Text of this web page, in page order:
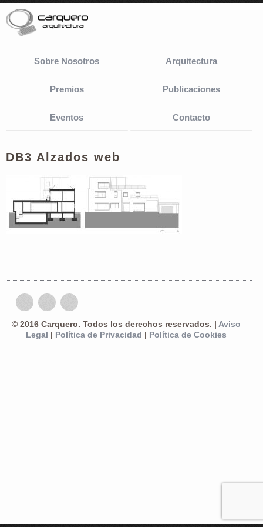
Sobre Nosotros Arquitectura
Premios Publicaciones
Eventos Contacto
DB3 Alzados web
© 2016 Carquero. Todos los derechos reservados. | Aviso
Legal | Política de Privacidad | Política de Cookies